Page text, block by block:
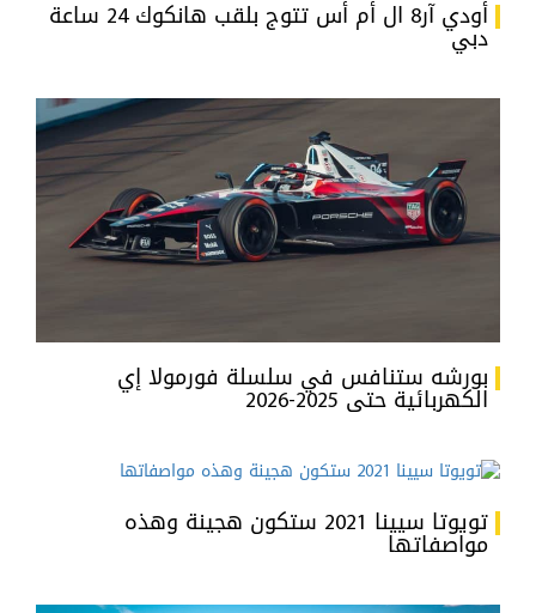
أودي آر8 ال أم أس تتوج بلقب هانكوك 24 ساعة
دبي
بورشه ستنافس في سلسلة فورمولا إي
الكهربائية حتى 2025-2026
تويوتا سيينا 2021 ستكون هجينة وهذه
مواصفاتها